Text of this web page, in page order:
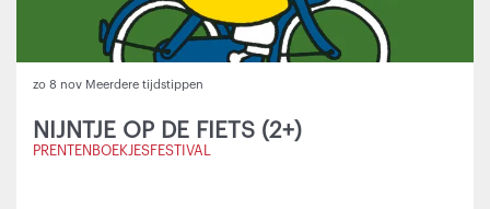
NIJNTJE OP DE FIETS (2+)
PRENTENBOEKJESFESTIVAL
zo 8 nov Meerdere tijdstippen